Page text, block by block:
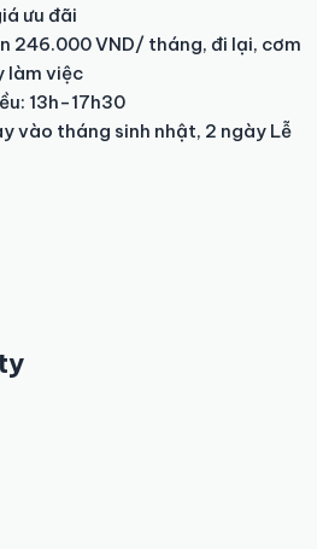
ưu đãi
246.000 VND/ tháng, đi lại, cơm
làm việc
13h-17h30
vào tháng sinh nhật, 2 ngày Lễ